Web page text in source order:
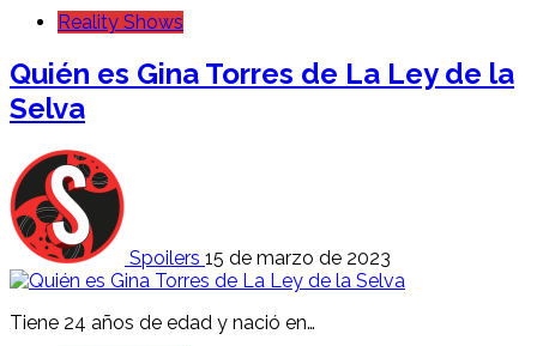
Reality Shows
Quién es Gina Torres de La Ley de la
Selva
Spoilers 15 de marzo de 2023
Tiene 24 años de edad y nació en…